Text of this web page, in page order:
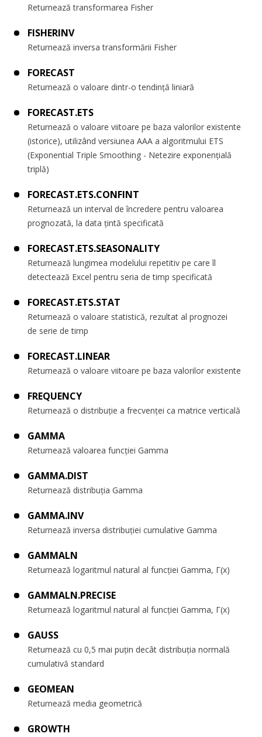
Returnează transformarea Fisher
FISHERINV
Returnează inversa transformării Fisher
FORECAST
Returnează o valoare dintr-o tendință liniară
FORECAST.ETS
Returnează o valoare viitoare pe baza valorilor existente
(istorice), utilizând versiunea AAA a algoritmului ETS
(Exponential Triple Smoothing - Netezire exponențială
triplă)
FORECAST.ETS.CONFINT
Returnează un interval de încredere pentru valoarea
prognozată, la data țintă specificată
FORECAST.ETS.SEASONALITY
Returnează lungimea modelului repetitiv pe care îl
detectează Excel pentru seria de timp specificată
FORECAST.ETS.STAT
Returnează o valoare statistică, rezultat al prognozei
de serie de timp
FORECAST.LINEAR
Returnează o valoare viitoare pe baza valorilor existente
FREQUENCY
Returnează o distribuție a frecvenței ca matrice verticală
GAMMA
Returnează valoarea funcției Gamma
GAMMA.DIST
Returnează distribuția Gamma
GAMMA.INV
Returnează inversa distribuției cumulative Gamma
GAMMALN
Returnează logaritmul natural al funcției Gamma, Γ(x)
GAMMALN.PRECISE
Returnează logaritmul natural al funcției Gamma, Γ(x)
GAUSS
Returnează cu 0,5 mai puțin decât distribuția normală
cumulativă standard
GEOMEAN
Returnează media geometrică
GROWTH